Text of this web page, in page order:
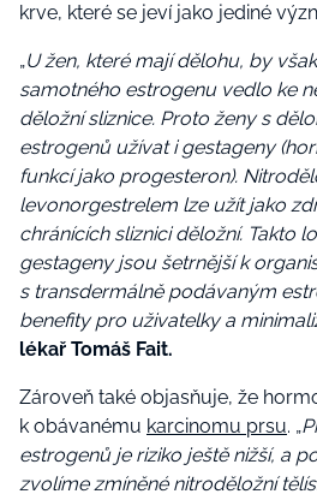
krve, které se jeví jako jediné
„U žen, které mají dělohu, by
samotného estrogenu vedlo ke
děložní sliznice. Proto ženy s
estrogenů užívat i gestageny
funkcí jako progesteron). N
levonorgestrelem lze užít jako
chránících sliznici děložní. Takto
gestageny jsou šetrnější k
s transdermálně podávaným
benefity pro uživatelky a
lékař Tomáš Fait.
Zároveň také objasňuje, že
k obávanému karcinomu prsu. „
estrogenů je riziko ještě nižší, a
zvolíme zmíněné nitroděložní